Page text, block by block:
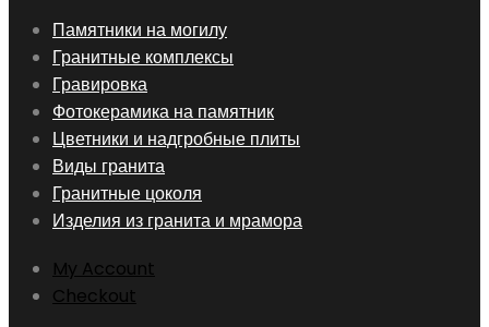
Skip
content
Памятники на могилу
Гранитные комплексы
Гравировка
Фотокерамика на памятник
Цветники и надгробные плиты
Виды гранита
Гранитные цоколя
Изделия из гранита и мрамора
My Account
Checkout